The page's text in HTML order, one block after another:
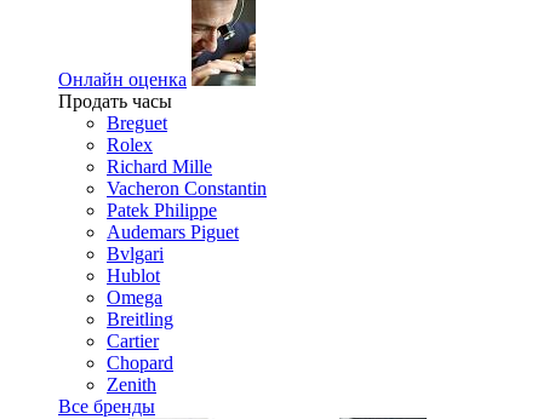
Онлайн оценка
Продать часы
Breguet
Rolex
Richard Mille
Vacheron Constantin
Patek Philippe
Audemars Piguet
Bvlgari
Hublot
Omega
Breitling
Cartier
Chopard
Zenith
Все бренды